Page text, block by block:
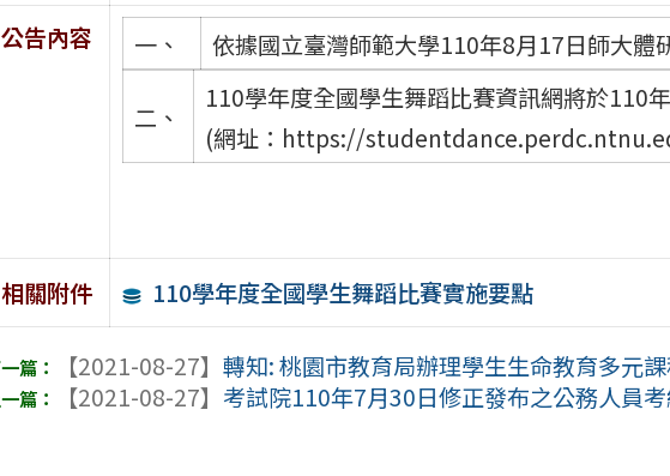
公告內容
一、 依據國立臺灣師範大學110年8月17日師大體
二、
110學年度全國學生舞蹈比賽資訊網將於110
(網址：https://
相關附件 110學年度全國學生舞蹈比賽實施要點
【2021-08-27】轉知: 桃園市教育局辦理學生生命教育多元
【2021-08-27】 考試院110年7月30日修正發布之公務人員